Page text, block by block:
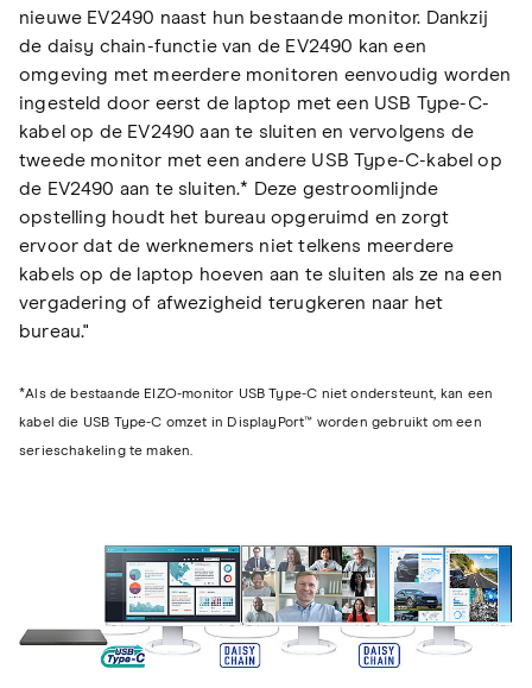
nieuwe EV2490 naast hun bestaande monitor. Dankzij
de daisy chain-functie van de EV2490 kan een
omgeving met meerdere monitoren eenvoudig worden
ingesteld door eerst de laptop met een USB Type-C-
kabel op de EV2490 aan te sluiten en vervolgens de
tweede monitor met een andere USB Type-C-kabel op
de EV2490 aan te sluiten.* Deze gestroomlijnde
opstelling houdt het bureau opgeruimd en zorgt
ervoor dat de werknemers niet telkens meerdere
kabels op de laptop hoeven aan te sluiten als ze na een
vergadering of afwezigheid terugkeren naar het
bureau."
*Als de bestaande EIZO-monitor USB Type-C niet ondersteunt, kan een
kabel die USB Type-C omzet in DisplayPort™ worden gebruikt om een
serieschakeling te maken.